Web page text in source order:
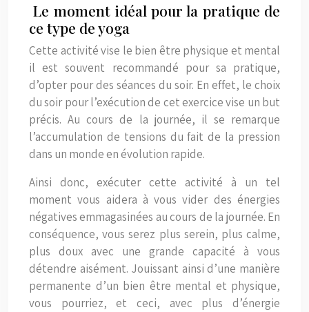
Le moment idéal pour la pratique de
ce type de yoga
Cette activité vise le bien être physique et mental
il est souvent recommandé pour sa pratique,
d’opter pour des séances du soir. En effet, le choix
du soir pour l’exécution de cet exercice vise un but
précis. Au cours de la journée, il se remarque
l’accumulation de tensions du fait de la pression
dans un monde en évolution rapide.
Ainsi donc, exécuter cette activité à un tel
moment vous aidera à vous vider des énergies
négatives emmagasinées au cours de la journée. En
conséquence, vous serez plus serein, plus calme,
plus doux avec une grande capacité à vous
détendre aisément. Jouissant ainsi d’une manière
permanente d’un bien être mental et physique,
vous pourriez, et ceci, avec plus d’énergie